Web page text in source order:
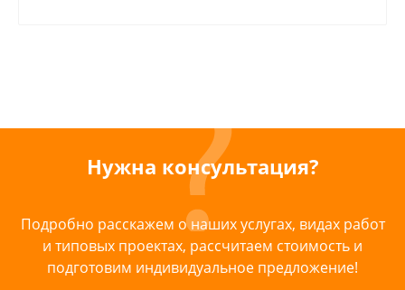
Нужна консультация?
Подробно расскажем о наших услугах, видах работ
и типовых проектах, рассчитаем стоимость и
подготовим индивидуальное предложение!